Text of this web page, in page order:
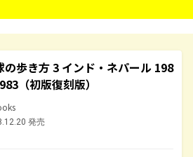
の歩き方 3 インド・ネパール 198
（初版復刻版）
発売